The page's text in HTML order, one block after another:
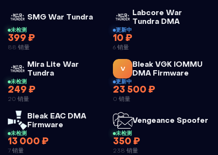
TUNDRA
SMG War Tundra外挂
SMG WAR
未检测
399 ₽
88 销量
Labcore War
Tundra DMA外挂
更新中
10 ₽
6 销量
Mira Lite War
Tundra外挂
MIRA LITE
WAR
TUNDRA
未检测
249 ₽
20 销量
V
Bleak VGK IOMMU
DMA Firmware
BLEAK VGK
FIRMWARE
更新中
23 500 ₽
0 销量
Bleak EAC DMA
Firmware
BLEAK EAC
未检测
13 000 ₽
7 销量
Vengeance Spoofer
VENGEANCE
未检测
350 ₽
238 销量